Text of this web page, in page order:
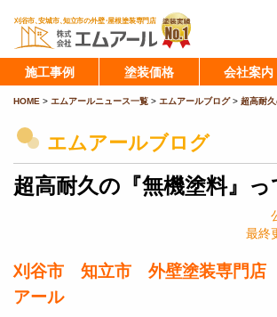
施工事例 塗装価格 会社案内
HOME > エムアールニュース一覧 > エムアールブログ> 超高耐
エムアールブログ
超高耐久の『無機塗料』っ
最終
刈谷市 知立市 外壁塗装専門店
アール